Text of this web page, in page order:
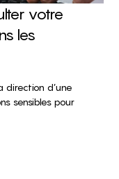
votre
les
direction d’une
sensibles pour